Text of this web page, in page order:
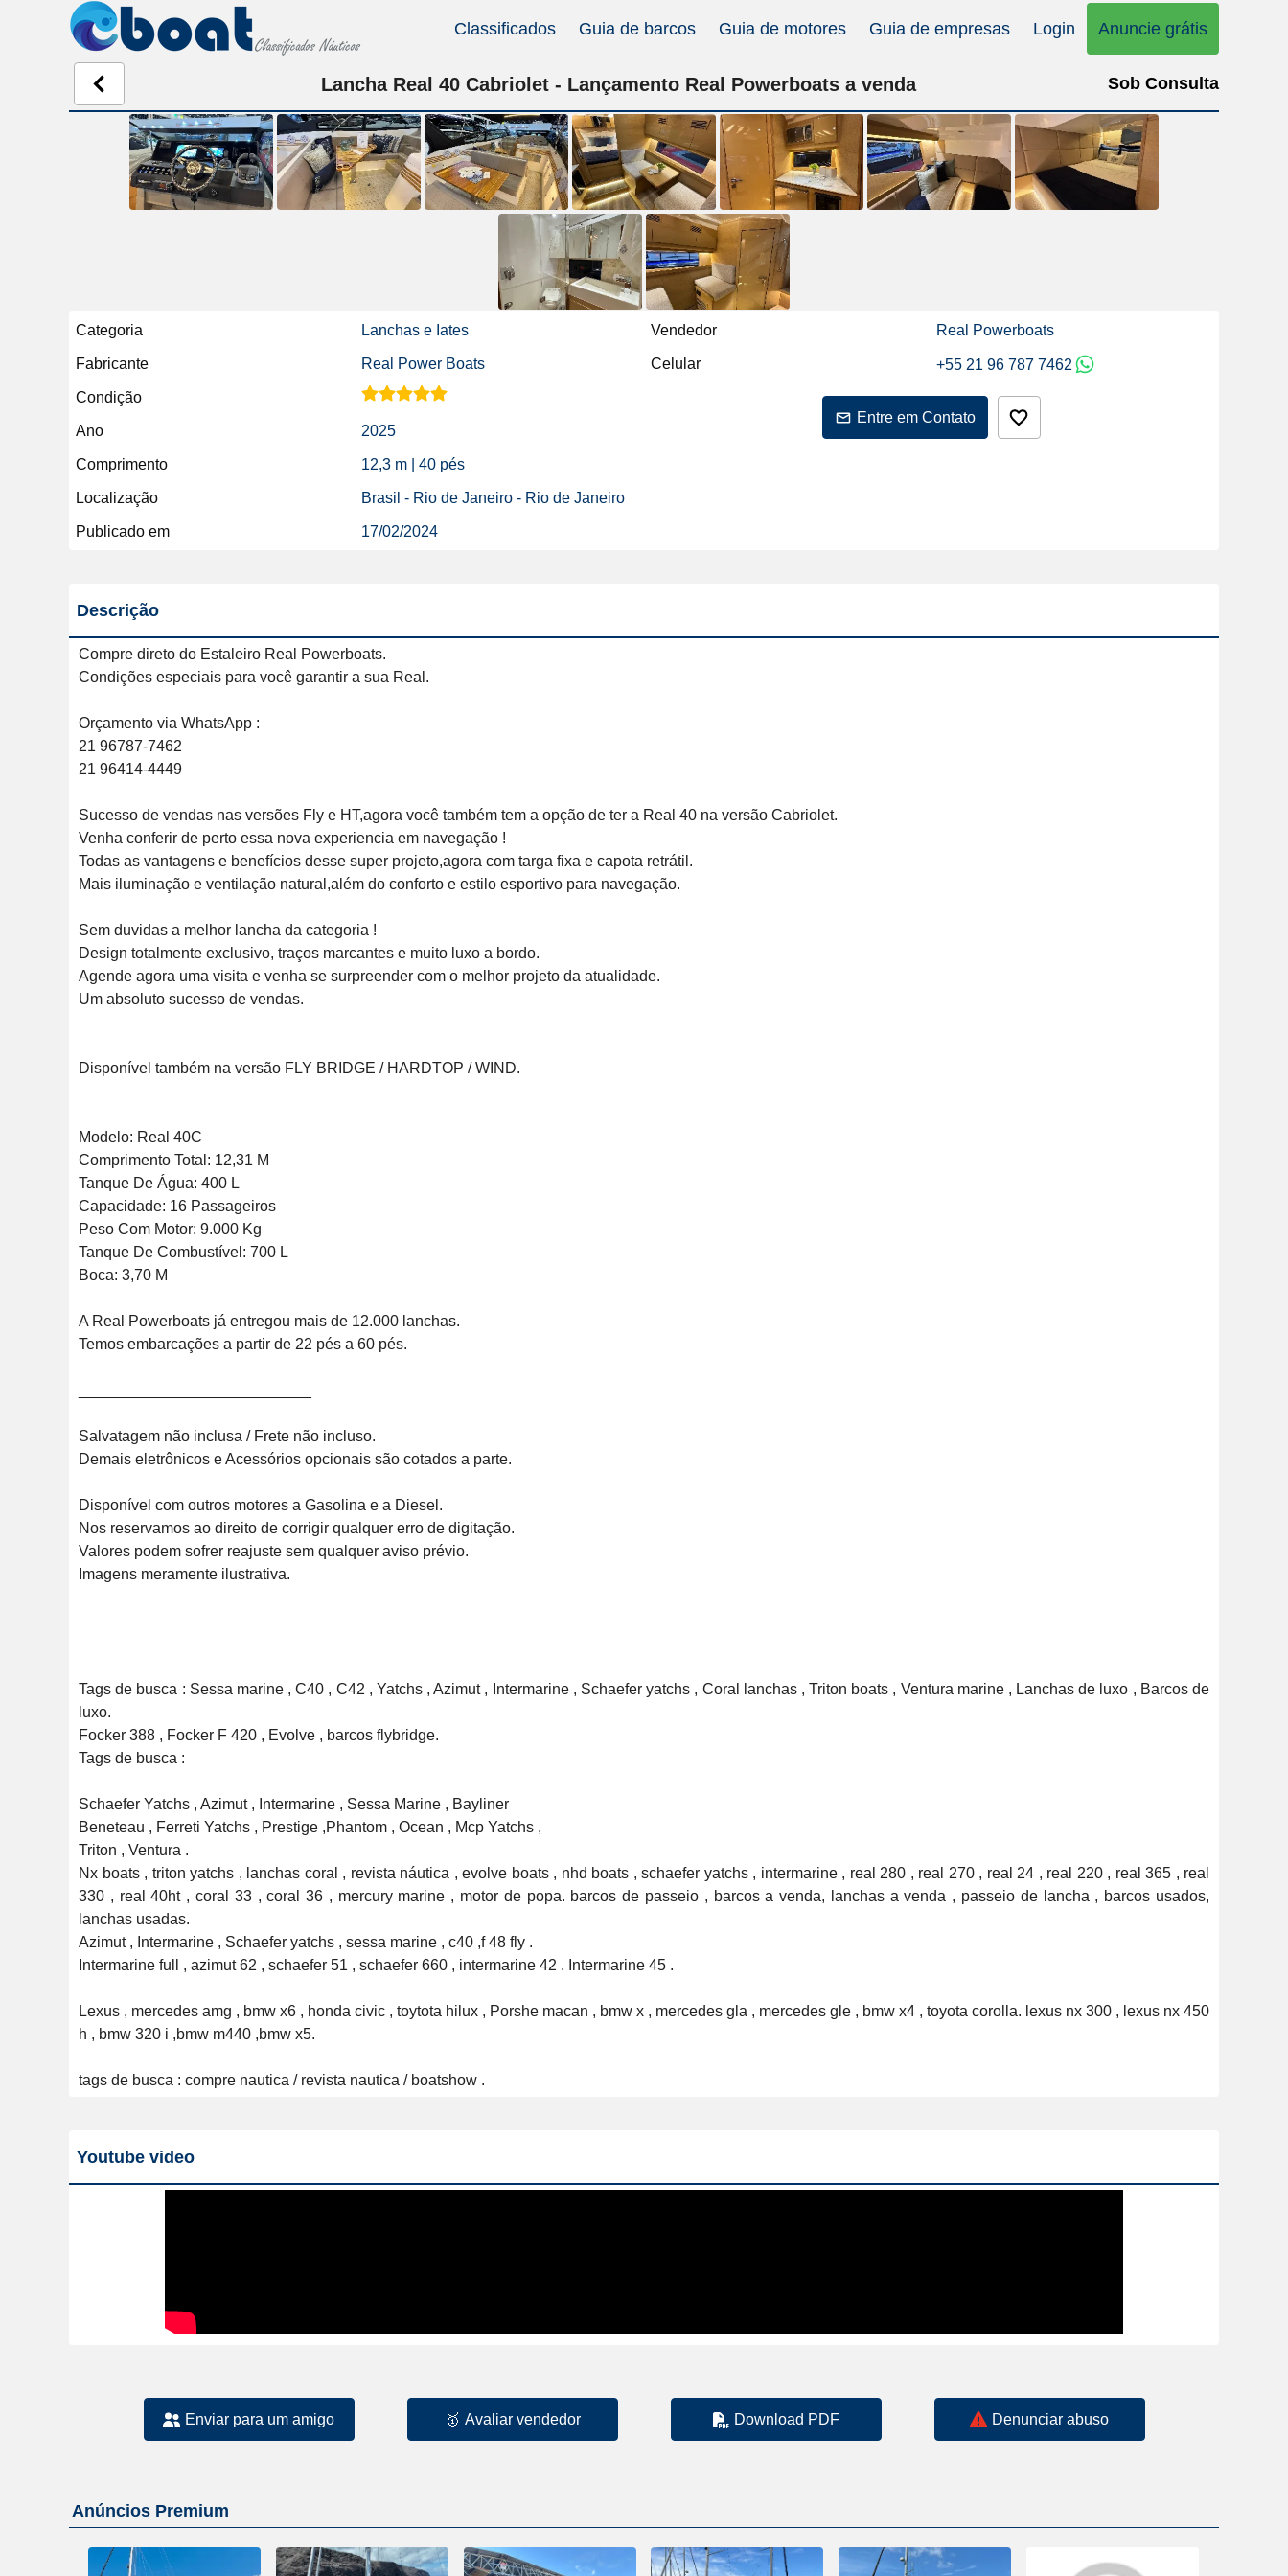
Classificados Guia de barcos Guia de motores Guia de empresas Login Anuncie grátis
Lancha Real 40 Cabriolet - Lançamento Real Powerboats a venda Sob Consulta
Categoria Lanchas e Iates
Fabricante Real Power Boats
Condição
Ano 2025
Comprimento 12,3 m | 40 pés
Localização Brasil - Rio de Janeiro - Rio de Janeiro
Publicado em 17/02/2024
Vendedor Real Powerboats
Celular +55 21 96 787 7462
Entre em Contato
Descrição
Compre direto do Estaleiro Real Powerboats.
Condições especiais para você garantir a sua Real.
Orçamento via WhatsApp :
21 96787-7462
21 96414-4449
Sucesso de vendas nas versões Fly e HT,agora você também tem a opção de ter a Real 40 na versão Cabriolet.
Venha conferir de perto essa nova experiencia em navegação !
Todas as vantagens e benefícios desse super projeto,agora com targa fixa e capota retrátil.
Mais iluminação e ventilação natural,além do conforto e estilo esportivo para navegação.
Sem duvidas a melhor lancha da categoria !
Design totalmente exclusivo, traços marcantes e muito luxo a bordo.
Agende agora uma visita e venha se surpreender com o melhor projeto da atualidade.
Um absoluto sucesso de vendas.
Disponível também na versão FLY BRIDGE / HARDTOP / WIND.
Modelo: Real 40C
Comprimento Total: 12,31 M
Tanque De Água: 400 L
Capacidade: 16 Passageiros
Peso Com Motor: 9.000 Kg
Tanque De Combustível: 700 L
Boca: 3,70 M
A Real Powerboats já entregou mais de 12.000 lanchas.
Temos embarcações a partir de 22 pés a 60 pés.
Salvatagem não inclusa / Frete não incluso.
Demais eletrônicos e Acessórios opcionais são cotados a parte.
Disponível com outros motores a Gasolina e a Diesel.
Nos reservamos ao direito de corrigir qualquer erro de digitação.
Valores podem sofrer reajuste sem qualquer aviso prévio.
Imagens meramente ilustrativa.
Tags de busca : Sessa marine , C40 , C42 , Yatchs , Azimut , Intermarine , Schaefer yatchs , Coral lanchas , Triton boats , Ventura marine , Lanchas de luxo , Barcos de
luxo.
Focker 388 , Focker F 420 , Evolve , barcos flybridge.
Tags de busca :
Schaefer Yatchs , Azimut , Intermarine , Sessa Marine , Bayliner
Beneteau , Ferreti Yatchs , Prestige ,Phantom , Ocean , Mcp Yatchs ,
Triton , Ventura .
Nx boats , triton yatchs , lanchas coral , revista náutica , evolve boats , nhd boats , schaefer yatchs , intermarine , real 280 , real 270 , real 24 , real 220 , real 365 , real
330 , real 40ht , coral 33 , coral 36 , mercury marine , motor de popa. barcos de passeio , barcos a venda, lanchas a venda , passeio de lancha , barcos usados,
lanchas usadas.
Azimut , Intermarine , Schaefer yatchs , sessa marine , c40 ,f 48 fly .
Intermarine full , azimut 62 , schaefer 51 , schaefer 660 , intermarine 42 . Intermarine 45 .
Lexus , mercedes amg , bmw x6 , honda civic , toytota hilux , Porshe macan , bmw x , mercedes gla , mercedes gle , bmw x4 , toyota corolla. lexus nx 300 , lexus nx 450
h , bmw 320 i ,bmw m440 ,bmw x5.
tags de busca : compre nautica / revista nautica / boatshow .
Youtube video
Enviar para um amigo 🥇 Avaliar vendedor Download PDF Denunciar abuso
Anúncios Premium